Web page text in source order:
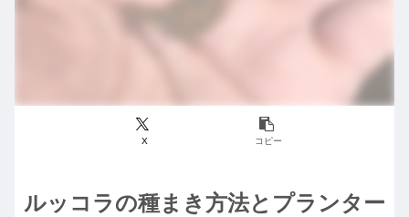
X コピー
ルッコラの種まき方法とプランター